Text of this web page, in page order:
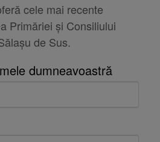
cele mai recente
Primăriei și Consiliului
de Sus.
dumneavoastră